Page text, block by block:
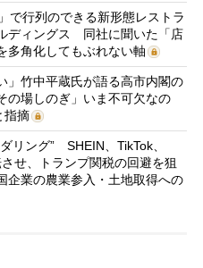
で行列のできる新形態レストラ
ディングス 同社に聞いた「店
多角化してもぶれない軸
」竹中平蔵氏が語る高市内閣の
場しのぎ」いま不可欠なの
指摘
リング” SHEIN、TikTok、
せ、トランプ関税の回避を狙
業の農業参入・土地取得への